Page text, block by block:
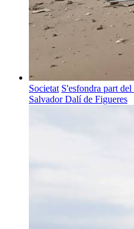
Societat S'esfondra part
Salvador Dalí de Figueres